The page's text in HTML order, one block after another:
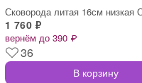
1 760 ₽
вернём до 390 ₽
36
В корзину